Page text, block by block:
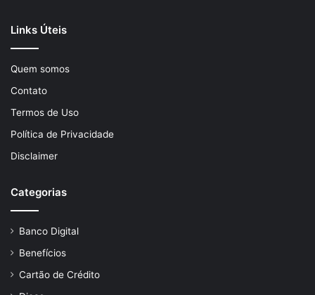
Links Úteis
Quem somos
Contato
Termos de Uso
Política de Privacidade
Disclaimer
Categorias
Banco Digital
Benefícios
Cartão de Crédito